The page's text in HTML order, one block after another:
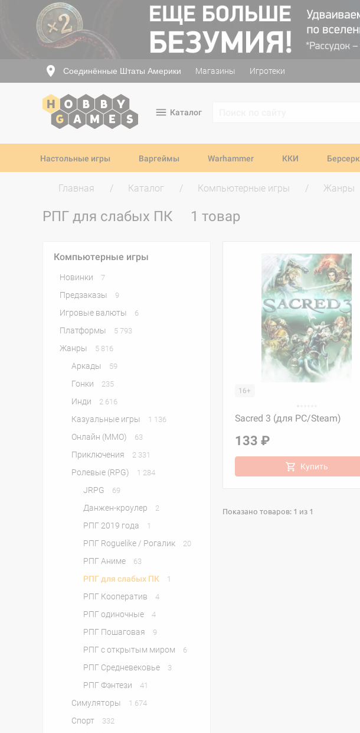
Соединённые Штаты Америки Магазины Игротеки
Каталог
Настольные игры Варгеймы Warhammer ККИ Берсерк
Главная Каталог Компьютерные игры Жанры
РПГ для слабых ПК 1 товар
Компьютерные игры
Новинки 7
Предзаказы 9
Игровые валюты 6
Платформы 5 793
Жанры 5 816
Аркады 59
Гонки 235
Инди 2 616
Казуальные игры 1 136
Онлайн (MMO) 63
Приключения 2 331
Ролевые (RPG) 1 284
JRPG 69
Данжен-кроулер 2
РПГ 2019 года 1
РПГ Roguelike / Рогалик 20
РПГ Аниме 63
РПГ для слабых ПК 1
РПГ Кооператив 4
РПГ одиночные 4
РПГ Пошаговая 9
РПГ с открытым миром 6
РПГ Средневековье 3
РПГ Фэнтези 41
Симуляторы 1 674
Спорт 332
16+
Sacred 3 (для PC/Steam)
133 ₽
Купить
Показано товаров: 1 из 1